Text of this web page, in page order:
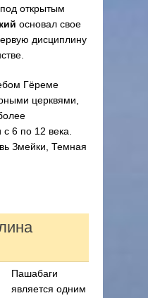
открытым
основал свое
дисциплину
Гёреме
церквями,
6 по 12 века.
Змейки, Темная
Пашабаги
является одним